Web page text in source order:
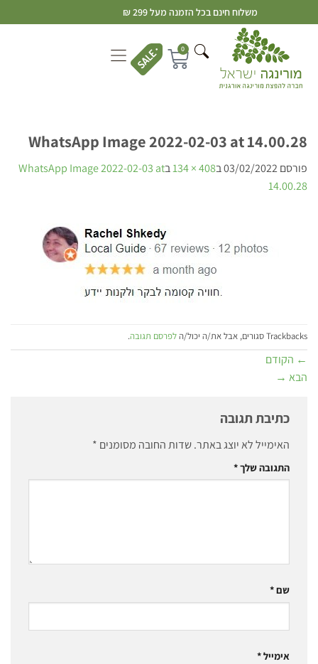
משלוח חינם בכל הזמנה מעל 299 ₪
0
WhatsApp Image 2022-02-03 at 14.00.28
פורסם03/02/2022ב408 × 134 בWhatsApp Image 2022-02-03 at
14.00.28
Trackbacks סגורים, אבל את/ה יכול/ה לפרסם תגובה.
← הקודם
הבא →
כתיבת תגובה
האימייל לא יוצג באתר.שדות החובה מסומנים *
התגובה שלך*
שם*
אימייל*